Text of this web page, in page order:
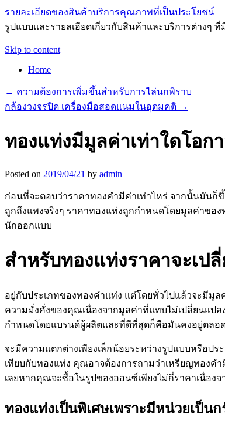
รายละเอียดของสินค้าบริการคุณภาพที่เป็นประโยชน์
รูปแบบและรายลเอียดเกี่ยวกับสินค้าและบริการต่างๆ
Skip to content
Home
← ความต้องการเพิ่มขึ้นสำหรับการไล่นกพิราบ
กล้องวงจรปิด เครื่องมือสอดแนมในอุดมคติ →
ทองแท่งมีมูลค่าเท่าใดโอก
Posted on 2019/04/21 by admin
ก่อนที่จะตอบว่าราคาทองคำมีค่าเท่าไหร่ จากนั้นมันก็
ถูกถึงแพงจริงๆ ราคาทองแท่งถูกกำหนดโดยมูลค่าข
นักออกแบบ
สำหรับทองแท่งราคาจะเป
อยู่กับประเภทของทองคำแท่ง แต่โดยทั่วไปแล้วจะมีมู
ความมั่งคั่งของคุณเนื่องจากมูลค่าที่แทบไม่เปลี่ยนแป
กำหนดโดยแบรนด์ผู้ผลิตและที่ดีที่สุดก็คือมันคงอยู่ตล
จะมีความแตกต่างเพียงเล็กน้อยระหว่างรูปแบบหรือปร
เทียบกับทองแท่ง คุณอาจต้องการถามว่าเหรียญทองค
เลยหากคุณจะซื้อในรูปของออนซ์เพียงไม่กี่ราคาเนื่อ
ทองแท่งเป็นพิเศษเพราะมีหน่วยเป็นก